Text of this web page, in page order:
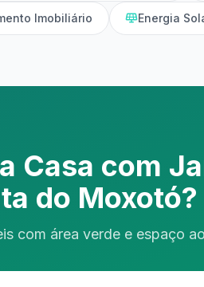
Imobiliário Energia
Casa com
do Moxotó?
com área verde e espaço